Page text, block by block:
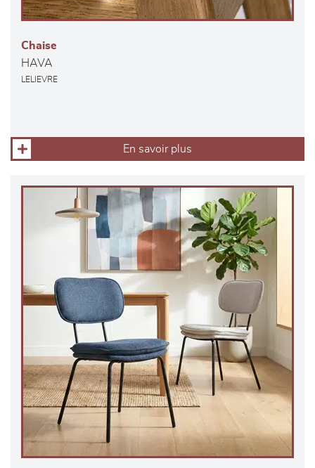
Chaise
HAVA
LELIEVRE
En savoir plus